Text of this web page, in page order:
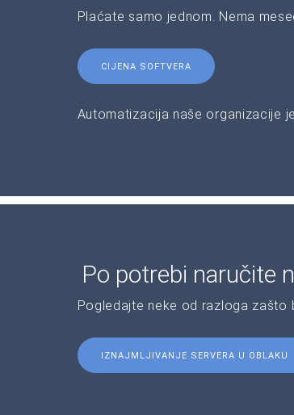
Plaćate samo jednom. Nema
CIJENA SOFTVERA
Automatizacija naše organizacije
Po potrebi naručite
Pogledajte neke od razloga zašto
IZNAJMLJIVANJE SERVERA U OBLAKU